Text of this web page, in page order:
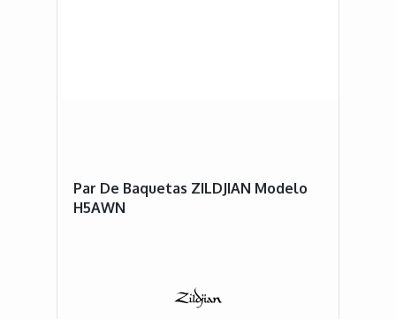
Par De Baquetas ZILDJIAN Modelo
H5AWN